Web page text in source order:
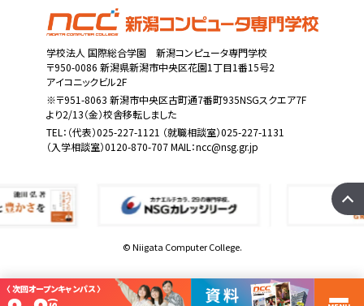
学校法人 国際総合学園 新潟コンピュータ専門学校
〒950-0086 新潟県新潟市中央区花園1丁目1番15号2
アイコニックビル2F
※〒951-8063 新潟市中央区古町通7番町935NSGスクエア7F
より2/13（金）校舎移転しました
TEL： （代表）025-227-1121 （就職相談室）025-227-1131
（入学相談室）0120-870-707 MAIL：ncc@nsg.gr.jp
© Niigata Computer College.
〈 次回オープンキャンパス 〉